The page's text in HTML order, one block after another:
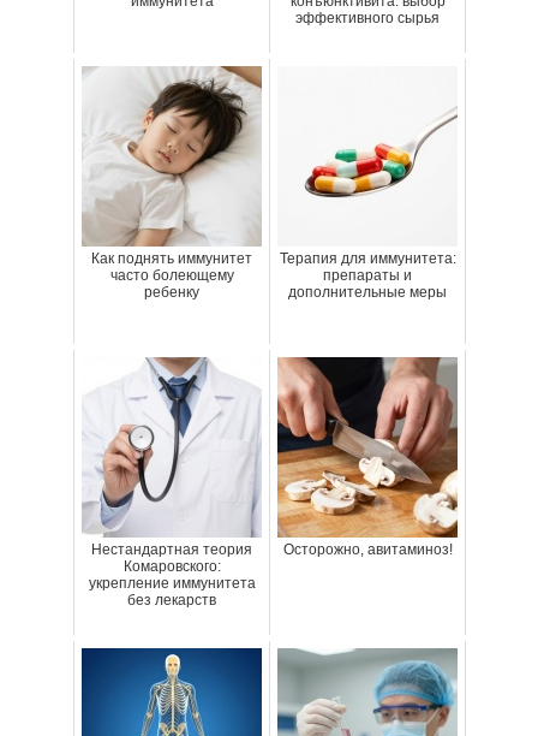
эффективного сырья
Как поднять иммунитет
часто болеющему
ребенку
Терапия для иммунитета:
препараты и
дополнительные меры
Нестандартная теория
Комаровского:
укрепление иммунитета
без лекарств
Осторожно, авитаминоз!